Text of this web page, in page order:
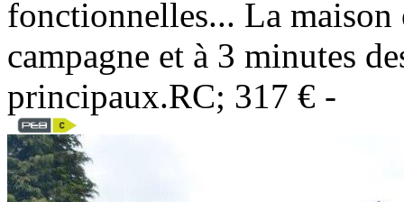
fonctionnelles... La maison
campagne et à 3 minutes
principaux.RC; 317 € -